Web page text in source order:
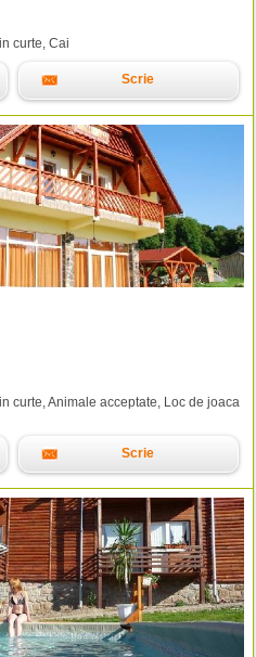
curte, Cai
Scrie
curte, Animale acceptate, Loc de joaca
Scrie